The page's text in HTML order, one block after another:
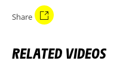
Share
RELATED VIDEOS